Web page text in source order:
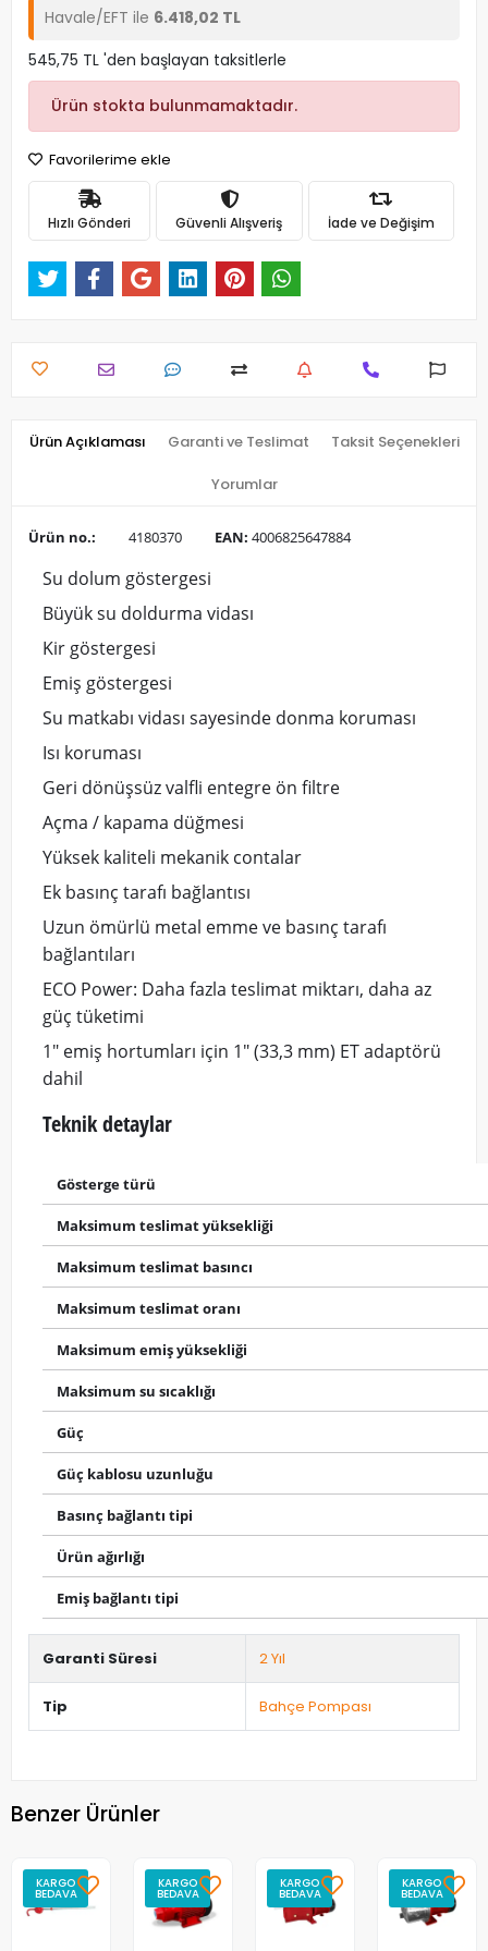
Havale/EFT ile 6.418,02 TL
545,75 TL 'den başlayan taksitlerle
Ürün stokta bulunmamaktadır.
Favorilerime ekle
Hızlı Gönderi Güvenli Alışveriş İade ve Değişim
Ürün Açıklaması Garanti ve Teslimat Taksit Seçenekleri
Yorumlar
Ürün no.: 4180370 EAN: 4006825647884
Su dolum göstergesi
Büyük su doldurma vidası
Kir göstergesi
Emiş göstergesi
Su matkabı vidası sayesinde donma koruması
Isı koruması
Geri dönüşsüz valfli entegre ön filtre
Açma / kapama düğmesi
Yüksek kaliteli mekanik contalar
Ek basınç tarafı bağlantısı
Uzun ömürlü metal emme ve basınç tarafı
bağlantıları
ECO Power: Daha fazla teslimat miktarı, daha az
güç tüketimi
1" emiş hortumları için 1" (33,3 mm) ET adaptörü
dahil
Teknik detaylar
Gösterge türü
Maksimum teslimat yüksekliği
Maksimum teslimat basıncı
Maksimum teslimat oranı
Maksimum emiş yüksekliği
Maksimum su sıcaklığı
Güç
Güç kablosu uzunluğu
Basınç bağlantı tipi
Ürün ağırlığı
Emiş bağlantı tipi
Garanti Süresi 2 Yıl
Tip Bahçe Pompası
Benzer Ürünler
KARGO
BEDAVA
KARGO
BEDAVA
KARGO
BEDAVA
KARGO
BEDAVA